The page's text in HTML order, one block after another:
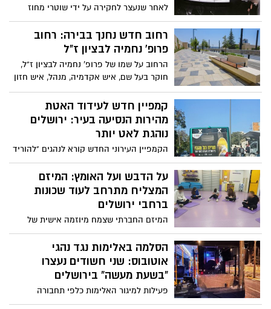
לאחר שנעצר לחקירה על ידי שוטרי מחוז
ירושלים, נדרש לא אחת בית משפט מחוזי
להתערב ולהורות על הארכת מעצרו לטובת
מיצוי החקירה, ובימים הקרובים צפוי נגדו
רחוב חדש נחנך בבירה: רחוב
פרופ' נחמיה לבציון ז"ל
הרחוב על שמו של פרופ' נחמיה לבציון ז"ל,
חוקר בעל שם, איש אקדמיה, מנהל, איש חזון
ומעש, אשר פעל ללא לאות ליצירת גשרים בין
אוכלוסיות ותרבויות. הרחוב החדש ממוקם
בסמוך לתחנת הרכבת "יצחק נבון"
קמפיין חדש לעידוד האטת
מהירות הנסיעה בעיר: ירושלים
נוהגת לאט יותר
הקמפיין העירוני החדש קורא לנהגים "להוריד
רגל מהגז".
על הדבש ועל האומץ: המיזם
המצליח מתרחב לעוד שכונות
ברחבי ירושלים
המיזם החברתי שצמח מיוזמה אישית של
צעירה ירושלמית- דבש פוגלמן בת ה-18, והפך
לתכנית עירונית מובילה להעצמה, בריאות
וחוסן נפשי לנערות בגילאי 12–16, מתרחב
לשכונות נוספות בעיר
הסלמה באלימות נגד נהגי
אוטובוס: שני חשודים נעצרו
“בשעת מעשה” בירושלים
פעילות למיגור האלימות כלפי תחבורה
ציבורית: במהלך פעילות סמויה של בלשי